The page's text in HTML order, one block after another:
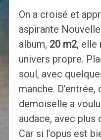
On a croisé et
aspirante
album, 20 m2, elle
univers propre.
soul, avec
manche.
demoiselle a
audace, avec plus
Car si l’opus est